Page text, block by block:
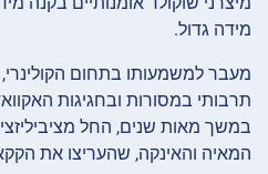
מידה גדול.
מעבר למשמעותו בתחום
תרבותי במסורות ובחגיגות
במשך מאות שנים, החל
המאיה והאינקה, שהעריצו את